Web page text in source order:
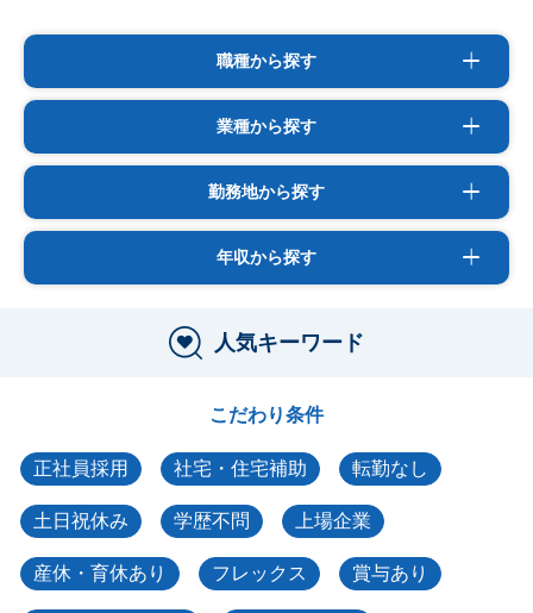
職種から探す
業種から探す
勤務地から探す
年収から探す
人気キーワード
こだわり条件
正社員採用 社宅・住宅補助 転勤なし
土日祝休み 学歴不問 上場企業
産休・育休あり フレックス 賞与あり